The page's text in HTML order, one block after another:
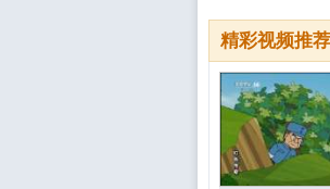
精彩视频推荐